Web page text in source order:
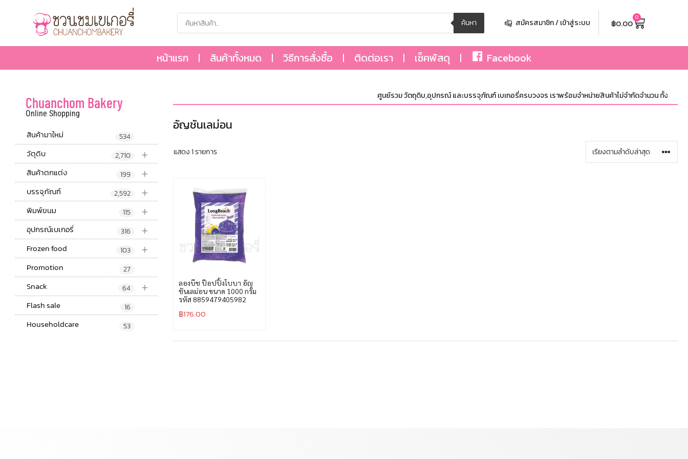
ค้นหา สมัครสมาชิก / เข้าสู่ระบบ ฿0.00 0
หน้าแรก สินค้าทั้งหมด วิธีการสั่งซื้อ ติดต่อเรา เช็คพัสดุ Facebook
Chuanchom Bakery
Online Shopping
สินค้ามาใหม่ 534
+
วัตุดิบ 2,710
+
สินค้าตกแต่ง 199
+
บรรจุภัณฑ์ 2,592
+
พิมพ์ขนม 115
+
อุปกรณ์เบเกอรี่ 316
+
Frozen food 103
Promotion 27
+
Snack 64
Flash sale 16
Householdcare 53
ศูนย์รวม วัตถุดิบ,อุปกรณ์ และบรรจุภัณฑ์ เบเกอรี่ครบวงจร เราพร้อมจำหน่ายสินค้าไม่จำกัดจำนวน ทั้งปลีกแ
อัญชันเลม่อน
แสดง 1 รายการ
ลองบีช ป๊อปปิ้งโบบา อัญ
ชันเลม่อน ขนาด 1000 กรัม
รหัส 8859479405982
฿176.00